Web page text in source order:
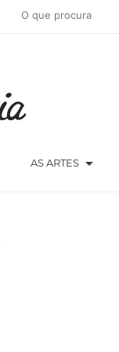
AS ARTES arrow_drop_down